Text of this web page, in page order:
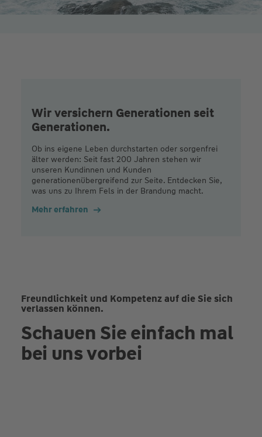
Wir versichern Generationen seit
Generationen.
Ob ins eigene Leben durchstarten oder sorgenfrei
älter werden: Seit fast 200 Jahren stehen wir
unseren Kundinnen und Kunden
generationenübergreifend zur Seite. Entdecken Sie,
was uns zu Ihrem Fels in der Brandung macht.
Mehr erfahren
Freundlichkeit und Kompetenz auf die Sie sich
verlassen können.
Schauen Sie einfach mal
bei uns vorbei